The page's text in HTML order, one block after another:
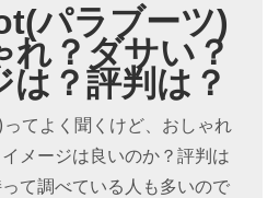
パラブーツ)
れ？ダサい？
は？評判は？
てよく聞くけど、おしゃれ
メージは良いのか？評判は
て調べている人も多いので